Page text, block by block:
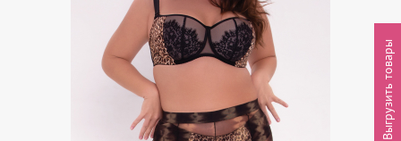
Выгрузить товары